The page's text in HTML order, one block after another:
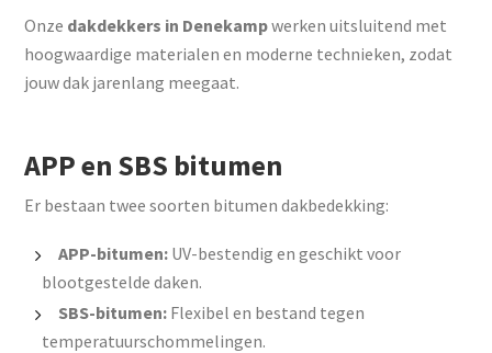
Onze dakdekkers in Denekampwerken uitsluitend met
hoogwaardige materialen en moderne technieken, zodat
jouw dak jarenlang meegaat.
APP en SBS bitumen
Er bestaan twee soorten bitumen dakbedekking:
APP-bitumen: UV-bestendig en geschikt voor
blootgestelde daken.
SBS-bitumen: Flexibel en bestand tegen
temperatuurschommelingen.